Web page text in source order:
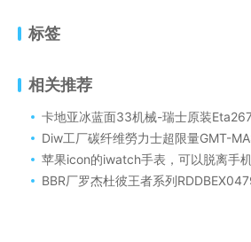
标签
相关推荐
卡地亚冰蓝面33机械-瑞士原装Eta2671机芯-表壳镶嵌50颗
Diw工厂碳纤维勞力士超限量GMT-
苹果icon的iwatch手表，可以脱离手
BBR厂罗杰杜彼王者系列RDDBEX0479钛合金陀飞